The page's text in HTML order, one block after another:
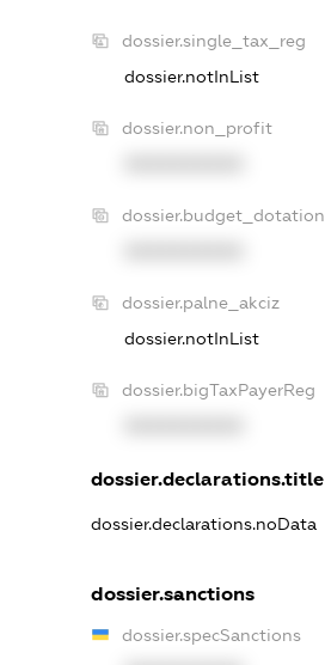
dossier.single_tax_reg
dossier.notInList
dossier.non_profit
dossier.budget_dotation
dossier.palne_akciz
dossier.notInList
dossier.bigTaxPayerReg
dossier.declarations.title
dossier.declarations.noData
dossier.sanctions
dossier.specSanctions